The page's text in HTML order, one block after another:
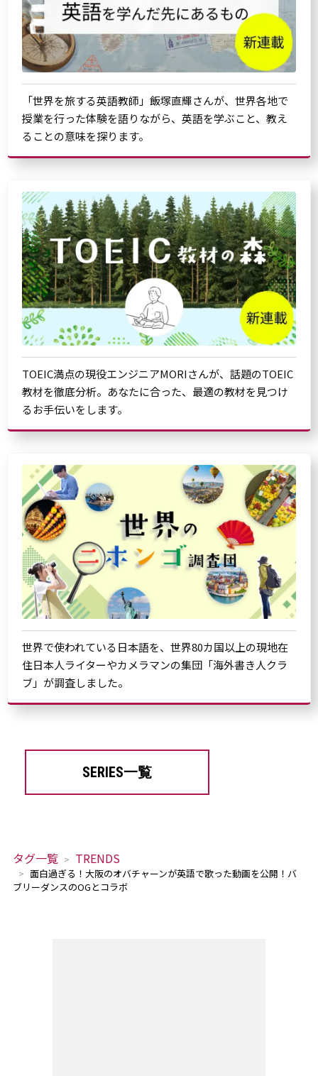
「世界を旅する英語教師」飯塚直輝さんが、世界各地で
授業を行った体験を語りながら、英語を学ぶこと、教え
ることの意味を探ります。
TOEIC満点の現役エンジニアMORIさんが、話題のTOEIC
教材を徹底分析。あなたに合った、最適の教材を見つけ
るお手伝いをします。
世界で使われている日本語を、世界80カ国以上の現地在
住日本人ライターやカメラマンの集団「海外書き人クラ
ブ」が調査しました。
SERIES一覧
タグ一覧 TRENDS
面白過ぎる！大阪のオバチャーンが英語で歌った動画を公開！バ
ブリーダンスのOGとコラボ